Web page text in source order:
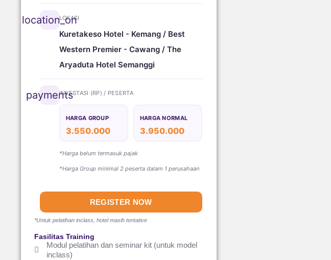
location_on
LOKASI
Kuretakeso Hotel - Kemang / Best
Western Premier - Cawang / The
Aryaduta Hotel Semanggi
paymentsINVESTASI (RP) / PESERTA
HARGA GROUP
3.550.000
HARGA NORMAL
3.950.000
*Harga belum termasuk pajak
*Harga Group minimal 2 peserta dalam 1 perusahaan
REGISTER NOW
*Untuk pelatihan inclass, hotel masih tentative
Fasilitas Training
Modul pelatihan dan seminar kit (untuk model
inclass)